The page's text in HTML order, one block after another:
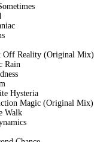
Off Reality (Original Mix)
Rain
Hysteria
Magic (Original Mix)
Walk